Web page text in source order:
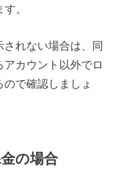
。
れない場合は、同
カウント以外でロ
で確認しましょ
の場合